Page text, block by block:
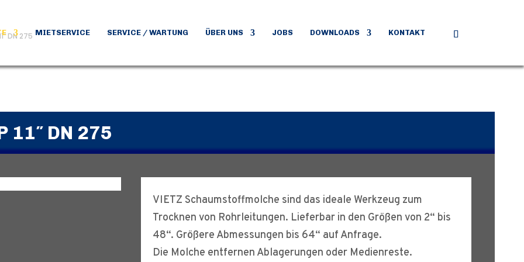
MIETSERVICE SERVICE / WARTUNG ÜBER UNS JOBS DOWNLOADS KONTAKT
DN 275
11″ DN 275
VIETZ Schaumstoffmolche sind das ideale Werkzeug zum
Trocknen von Rohrleitungen. Lieferbar in den Größen von 2“ bis
48“. Größere Abmessungen bis 64“ auf Anfrage.
Die Molche entfernen Ablagerungen oder Medienreste.